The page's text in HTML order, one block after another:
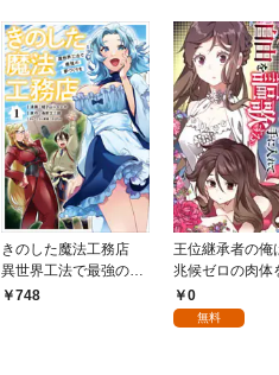
きのした魔法工務店
異世界工法で最強の家
づくりを（コミック）
748
王位継承者の俺
兆候ゼロの肉体
入れて自由を謳
る。1
0
無料